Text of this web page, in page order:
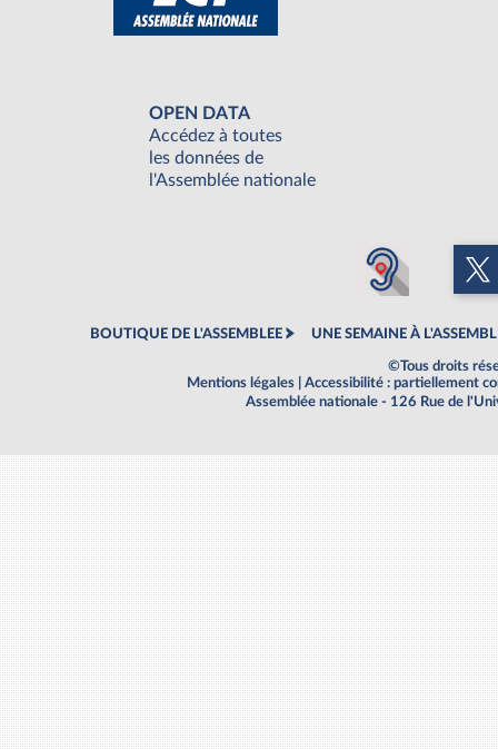
OPEN DATA
Accédez à toutes
les données de
l'Assemblée nationale
BOUTIQUE DE L'ASSEMBLEE UNE SEMAINE À
©Tous droits
Mentions légales
Accessibilité : partiellement
Assemblée nationale - 126 Rue de